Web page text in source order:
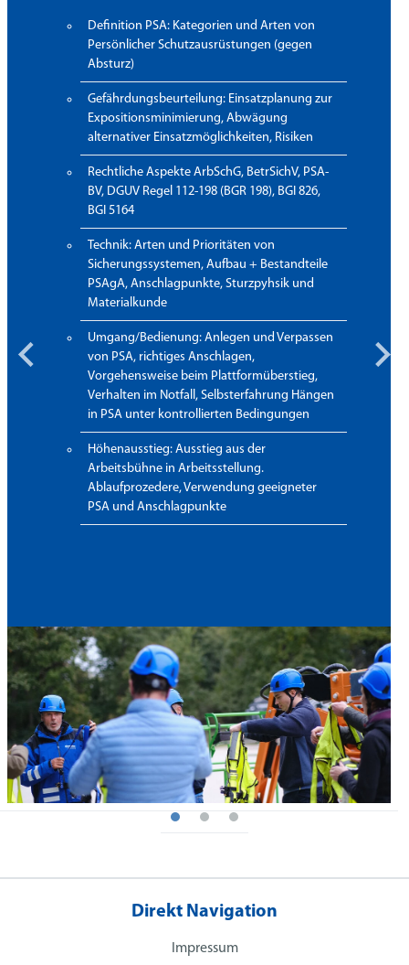
Definition PSA: Kategorien und Arten von
Persönlicher Schutzausrüstungen (gegen
Absturz)
Gefährdungsbeurteilung: Einsatzplanung zur
Expositionsminimierung, Abwägung
alternativer Einsatzmöglichkeiten, Risiken
Rechtliche Aspekte ArbSchG, BetrSichV, PSA-
BV, DGUV Regel 112-198 (BGR 198), BGI 826,
BGI 5164
Technik: Arten und Prioritäten von
Sicherungssystemen, Aufbau + Bestandteile
PSAgA, Anschlagpunkte, Sturzpyhsik und
Materialkunde
Umgang/Bedienung: Anlegen und Verpassen
von PSA, richtiges Anschlagen,
Vorgehensweise beim Plattformüberstieg,
Verhalten im Notfall, Selbsterfahrung Hängen
in PSA unter kontrollierten Bedingungen
Höhenausstieg: Ausstieg aus der
Arbeitsbühne in Arbeitsstellung.
Ablaufprozedere, Verwendung geeigneter
PSA und Anschlagpunkte
Direkt Navigation
Impressum